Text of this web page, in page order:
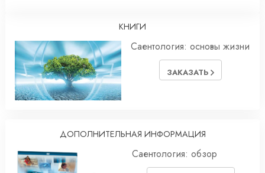
КНИГИ
Саентология: основы жизни
ЗАКАЗАТЬ
ДОПОЛНИТЕЛЬНАЯ ИНФОРМАЦИЯ
Саентология: обзор